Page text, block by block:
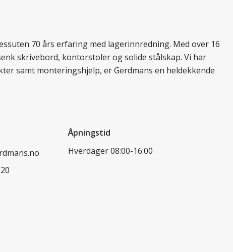
70 års erfaring med lagerinnredning. Med over 16
skrivebord, kontorstoler og solide stålskap. Vi har
samt monteringshjelp, er Gerdmans en heldekkende
Åpningstid
Hverdager 08:00-16:00